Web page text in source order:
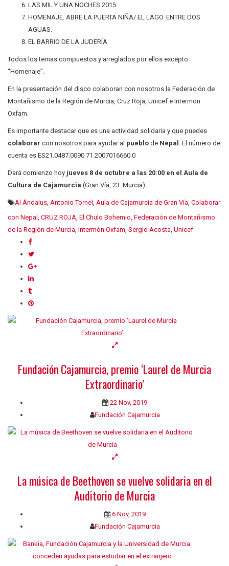
LAS MIL Y UNA NOCHES 2015
HOMENAJE. ABRE LA PUERTA NIÑA/ EL LAGO. ENTRE DOS
AGUAS.
EL BARRIO DE LA JUDERÍA
Todos los temas compuestos y arreglados por ellos excepto
“Homenaje”.
En la presentación del disco colaboran con nosotros la Federación de
Montañismo de la Región de Murcia, Cruz Roja, Unicef e Intermon
Oxfam.
Es importante destacar que es una actividad solidaria y que puedes
colaborar con nosotros para ayudar al pueblo de Nepal
. El número de
cuenta es ES21.0487.0090.71.2007016660.0
Dará comienzo hoy jueves 8 de octubre a las 20:00 en el Aula de
Cultura de Cajamurcia (Gran Vía, 23. Murcia).
Al Ándalus Antonio Tornel Aula de Cajamurcia de Gran Vía Colaborar
con Nepal
CRUZ ROJA El Chulo Bohemio Federación de Montañismo
de la Región de Murcia Intermón Oxfam Sergio Acosta Unicef
Fundación Cajamurcia, premio ‘Laurel de Murcia
Extraordinario’
22 Nov, 2019
Fundación Cajamurcia
La música de Beethoven se vuelve solidaria en el
Auditorio de Murcia
6 Nov, 2019
Fundación Cajamurcia